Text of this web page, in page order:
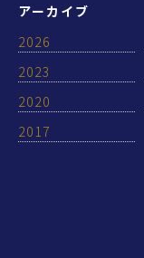
アーカイブ
2026
2023
2020
2017